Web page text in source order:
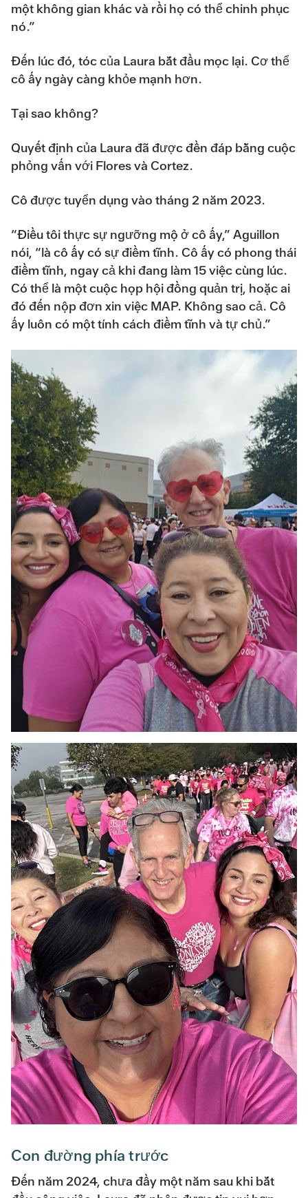
một không gian khác và rồi họ có thể chinh phục
nó.”
Đến lúc đó, tóc của Laura bắt đầu mọc lại. Cơ thể
cô ấy ngày càng khỏe mạnh hơn.
Tại sao không?
Quyết định của Laura đã được đền đáp bằng cuộc
phỏng vấn với Flores và Cortez.
Cô được tuyển dụng vào tháng 2 năm 2023.
“Điều tôi thực sự ngưỡng mộ ở cô ấy,” Aguillon
nói, “là cô ấy có sự điềm tĩnh. Cô ấy có phong thái
điềm tĩnh, ngay cả khi đang làm 15 việc cùng lúc.
Có thể là một cuộc họp hội đồng quản trị, hoặc ai
đó đến nộp đơn xin việc MAP. Không sao cả. Cô
ấy luôn có một tính cách điềm tĩnh và tự chủ.”
Con đường phía trước
Đến năm 2024, chưa đầy một năm sau khi bắt